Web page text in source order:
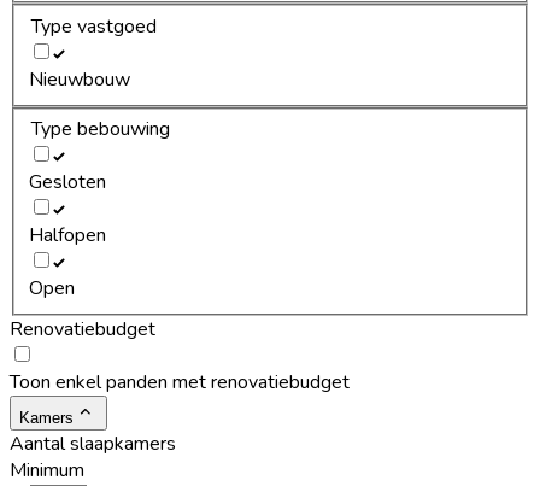
Type vastgoed
Nieuwbouw
Type bebouwing
Gesloten
Halfopen
Open
Renovatiebudget
Toon enkel panden met renovatiebudget
Kamers
Aantal slaapkamers
Minimum